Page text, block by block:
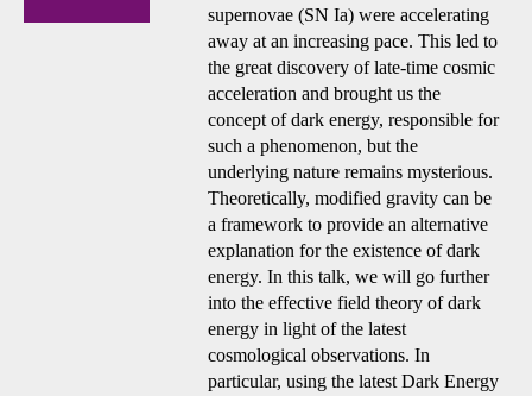
supernovae (SN Ia) were accelerating
away at an increasing pace. This led to
the great discovery of late-time cosmic
acceleration and brought us the
concept of dark energy, responsible for
such a phenomenon, but the
underlying nature remains mysterious.
Theoretically, modified gravity can be
a framework to provide an alternative
explanation for the existence of dark
energy. In this talk, we will go further
into the effective field theory of dark
energy in light of the latest
cosmological observations. In
particular, using the latest Dark Energy